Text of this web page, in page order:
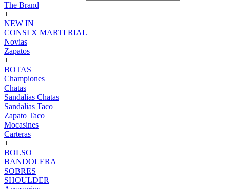
The Brand
+
NEW IN
CONSI X MARTI RIAL
Novias
Zapatos
+
BOTAS
Championes
Chatas
Sandalias Chatas
Sandalias Taco
Zapato Taco
Mocasines
Carteras
+
BOLSO
BANDOLERA
SOBRES
SHOULDER